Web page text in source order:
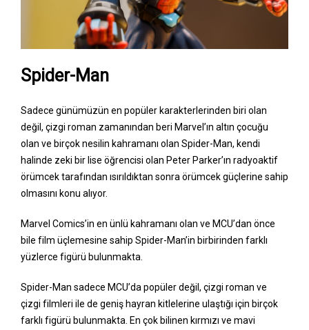
Spider-Man
Sadece günümüzün en popüler karakterlerinden biri olan
değil, çizgi roman zamanından beri Marvel’ın altın çocuğu
olan ve birçok nesilin kahramanı olan Spider-Man, kendi
halinde zeki bir lise öğrencisi olan Peter Parker’ın radyoaktif
örümcek tarafından ısırıldıktan sonra örümcek güçlerine sahip
olmasını konu alıyor.
Marvel Comics’in en ünlü kahramanı olan ve MCU’dan önce
bile film üçlemesine sahip Spider-Man’in birbirinden farklı
yüzlerce figürü bulunmakta.
Spider-Man sadece MCU’da popüler değil, çizgi roman ve
çizgi filmleri ile de geniş hayran kitlelerine ulaştığı için birçok
farklı figürü bulunmakta. En çok bilinen kırmızı ve mavi